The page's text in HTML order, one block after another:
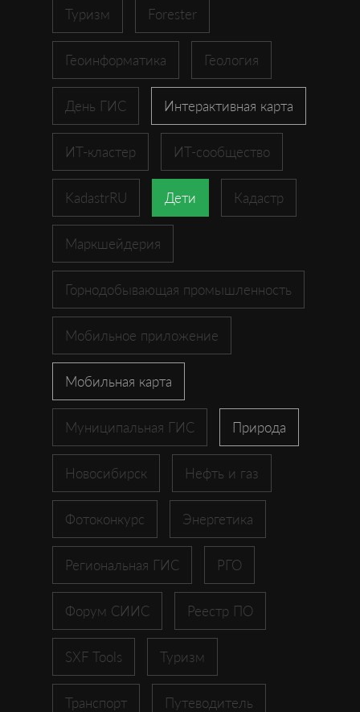
Туризм Forester
Геоинформатика Геология
День ГИС Интерактивная карта
ИТ-кластер ИТ-сообщество
KadastrRU Дети Кадастр
Маркшейдерия
Горнодобывающая промышленность
Мобильное приложение
Мобильная карта
Муниципальная ГИС Природа
Новосибирск Нефть и газ
Фотоконкурс Энергетика
Региональная ГИС РГО
Форум СИИС Реестр ПО
SXF Tools Туризм
Транспорт Путеводитель